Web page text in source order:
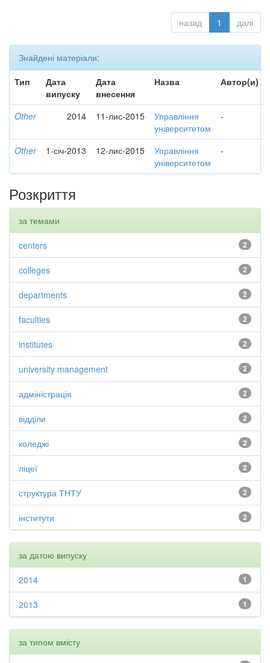
назад 1 далі
Знайдені матеріали:
Тип
Дата
випуску
Дата
внесення
Назва Автор(и)
Other 2014 11-лис-2015
Управління
університетом
-
Other 1-січ-2013 12-лис-2015
Управління
університетом
-
Розкриття
за темами
2
centers
2
colleges
2
departments
2
faculties
2
institutes
2
university management
2
адміністрація
2
відділи
2
коледжі
2
ліцеї
2
структура ТНТУ
2
інститути
за датою випуску
1
2014
1
2013
за типом вмісту